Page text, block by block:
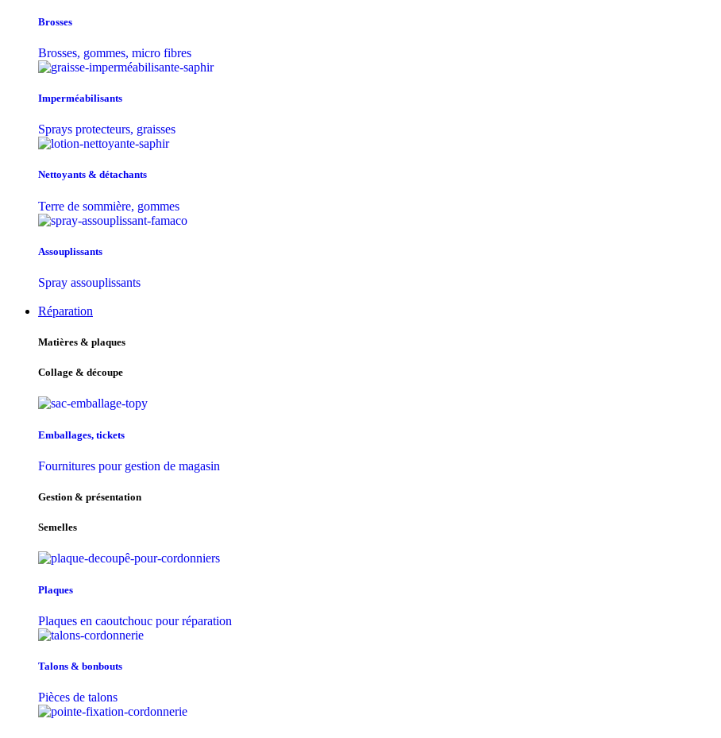
Brosses
Brosses, gommes, micro fibres
Imperméabilisants
Sprays protecteurs, graisses
Nettoyants & détachants
Terre de sommière, gommes
Assouplissants
Spray assouplissants
Réparation
Matières & plaques
Collage & découpe
Emballages, tickets
Fournitures pour gestion de magasin
Gestion & présentation
Semelles
Plaques
Plaques en caoutchouc pour réparation
Talons & bonbouts
Pièces de talons